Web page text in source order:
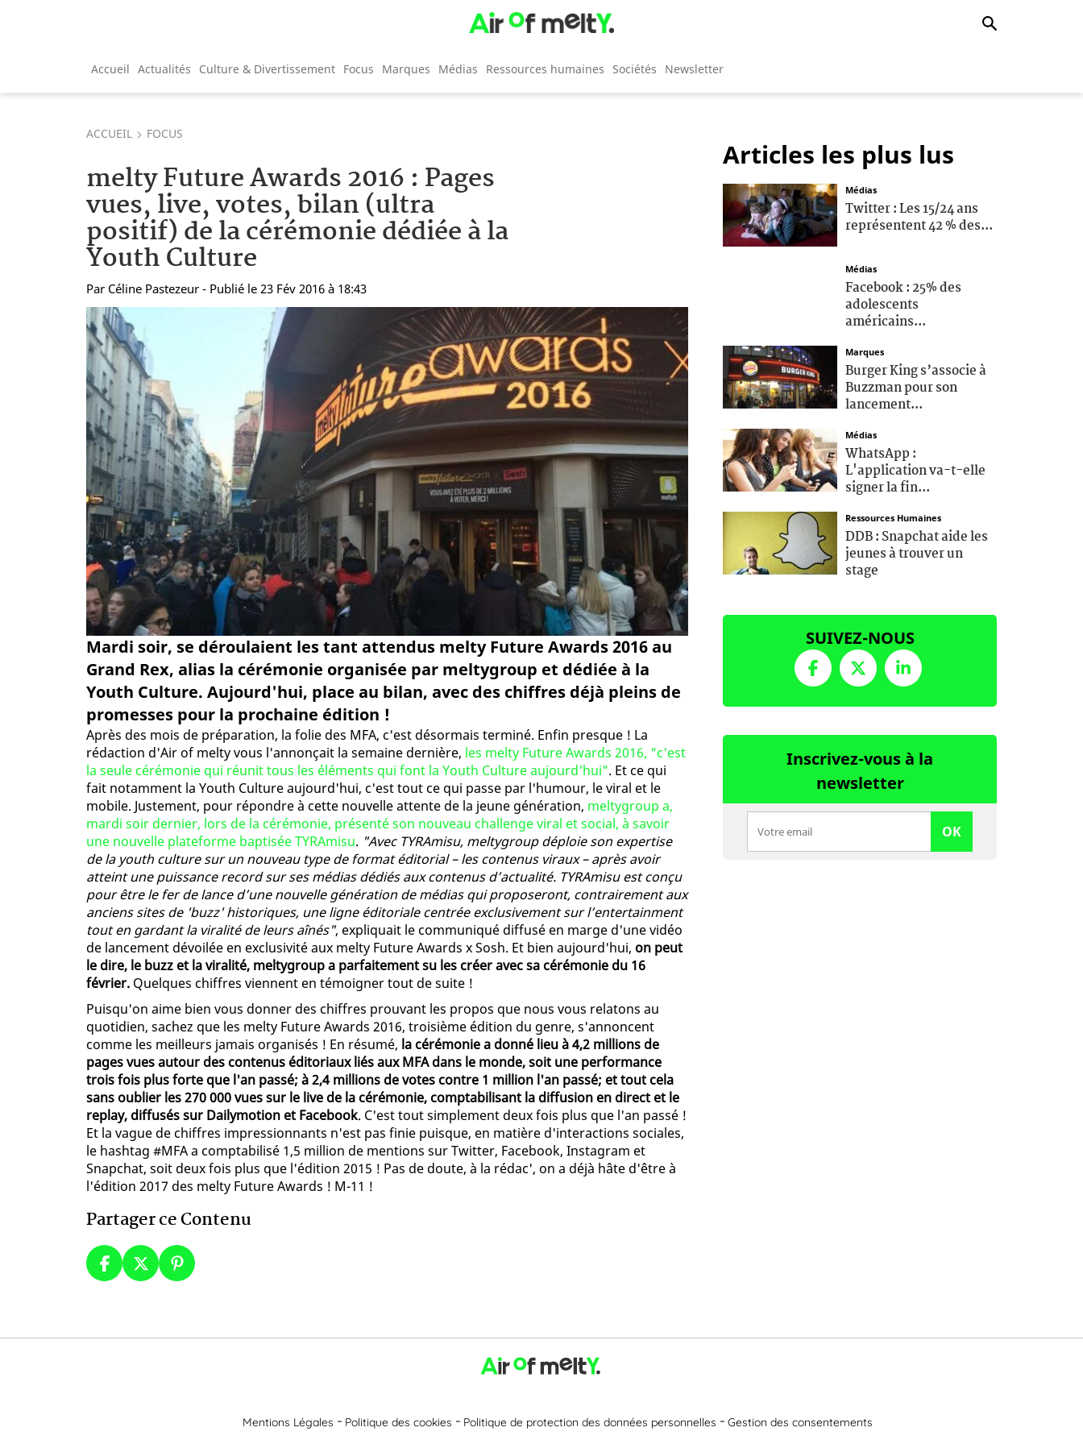
Accueil Actualités Culture & Divertissement Focus Marques Médias Ressources humaines Sociétés Newsletter
ACCUEIL FOCUS
melty Future Awards 2016 : Pages
vues, live, votes, bilan (ultra
positif) de la cérémonie dédiée à la
Youth Culture
Par Céline Pastezeur - Publié le 23 Fév 2016 à 18:43
Mardi soir, se déroulaient les tant attendus melty Future Awards 2016 au
Grand Rex, alias la cérémonie organisée par meltygroup et dédiée à la
Youth Culture. Aujourd'hui, place au bilan, avec des chiffres déjà pleins de
promesses pour la prochaine édition !
Après des mois de préparation, la folie des MFA, c'est désormais terminé. Enfin presque ! La
rédaction d'Air of melty vous l'annonçait la semaine dernière, les melty Future Awards 2016, "c'est
la seule cérémonie qui réunit tous les éléments qui font la Youth Culture aujourd'hui". Et ce qui
fait notamment la Youth Culture aujourd'hui, c'est tout ce qui passe par l'humour, le viral et le
mobile. Justement, pour répondre à cette nouvelle attente de la jeune génération, meltygroup a,
mardi soir dernier, lors de la cérémonie, présenté son nouveau challenge viral et social, à savoir
une nouvelle plateforme baptisée TYRAmisu. "Avec TYRAmisu, meltygroup déploie son expertise
de la youth culture sur un nouveau type de format éditorial – les contenus viraux – après avoir
atteint une puissance record sur ses médias dédiés aux contenus d’actualité. TYRAmisu est conçu
pour être le fer de lance d’une nouvelle génération de médias qui proposeront, contrairement aux
anciens sites de 'buzz' historiques, une ligne éditoriale centrée exclusivement sur l’entertainment
tout en gardant la viralité de leurs aînés", expliquait le communiqué diffusé en marge d'une vidéo
de lancement dévoilée en exclusivité aux melty Future Awards x Sosh. Et bien aujourd'hui, on peut
le dire, le buzz et la viralité, meltygroup a parfaitement su les créer avec sa cérémonie du 16
février. Quelques chiffres viennent en témoigner tout de suite !
Puisqu'on aime bien vous donner des chiffres prouvant les propos que nous vous relatons au
quotidien, sachez que les melty Future Awards 2016, troisième édition du genre, s'annoncent
comme les meilleurs jamais organisés ! En résumé, la cérémonie a donné lieu à 4,2 millions de
pages vues autour des contenus éditoriaux liés aux MFA dans le monde, soit une performance
trois fois plus forte que l'an passé; à 2,4 millions de votes contre 1 million l'an passé; et tout cela
sans oublier les 270 000 vues sur le live de la cérémonie, comptabilisant la diffusion en direct et le
replay, diffusés sur Dailymotion et Facebook. C'est tout simplement deux fois plus que l'an passé !
Et la vague de chiffres impressionnants n'est pas finie puisque, en matière d'interactions sociales,
le hashtag #MFA a comptabilisé 1,5 million de mentions sur Twitter, Facebook, Instagram et
Snapchat, soit deux fois plus que l'édition 2015 ! Pas de doute, à la rédac', on a déjà hâte d'être à
l'édition 2017 des melty Future Awards ! M-11 !
Partager ce Contenu
Articles les plus lus
Médias
Twitter : Les 15/24 ans
représentent 42 % des...
Médias
Facebook : 25% des
adolescents
américains...
Marques
Burger King s’associe à
Buzzman pour son
lancement...
Médias
WhatsApp :
L'application va-t-elle
signer la fin...
Ressources Humaines
DDB : Snapchat aide les
jeunes à trouver un
stage
SUIVEZ-NOUS
Inscrivez-vous à la
newsletter
OK
Mentions Légales Politique des cookies Politique de protection des données personnelles Gestion des consentements